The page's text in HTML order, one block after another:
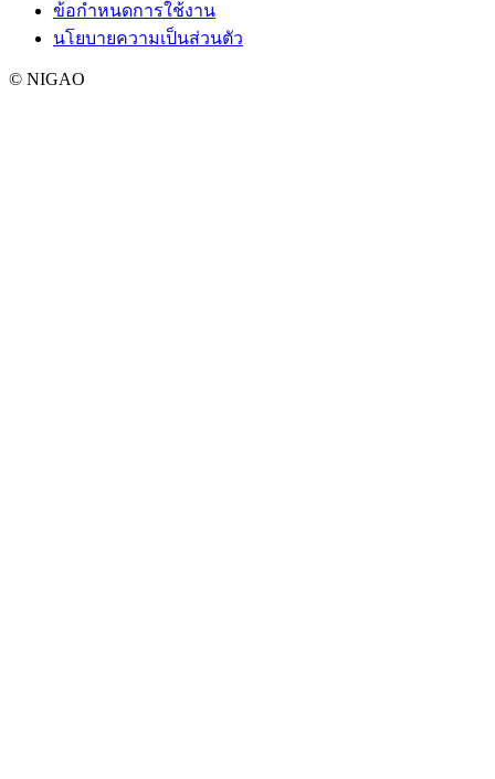
ข้อกำหนดการใช้งาน
นโยบายความเป็นส่วนตัว
© NIGAO